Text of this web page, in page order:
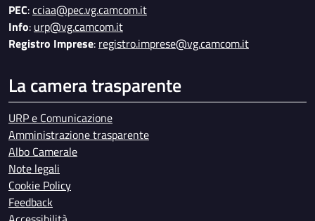
PEC:cciaa@pec.vg.camcom.it
Info: urp@vg.camcom.it
Registro Imprese: registro.imprese@vg.camcom.it
La camera trasparente
URP e Comunicazione
Amministrazione trasparente
Albo Camerale
Note legali
Cookie Policy
Feedback